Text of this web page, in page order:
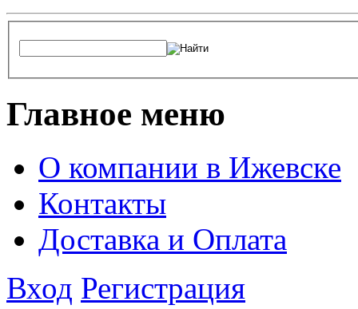
Главное меню
О компании в Ижевске
Контакты
Доставка и Оплата
Вход Регистрация